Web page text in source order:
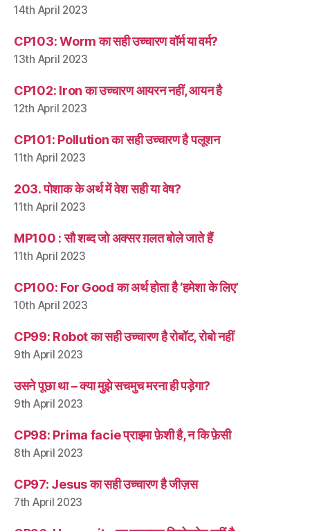
14th April 2023
CP103: Worm का सही उच्चारण वॉर्म या वर्म?
13th April 2023
CP102: Iron का उच्चारण आयरन नहीं, आयन है
12th April 2023
CP101: Pollution का सही उच्चारण है पलूशन
11th April 2023
203. पोशाक के अर्थ में वेश सही या वेष?
11th April 2023
MP100 : सौ शब्द जो अक्सर ग़लत बोले जाते हैं
11th April 2023
CP100: For Good का अर्थ होता है ‘हमेशा के लिए’
10th April 2023
CP99: Robot का सही उच्चारण है रोबॉट, रोबो नहीं
9th April 2023
उसने पूछा था – क्या मुझे सचमुच मरना ही पड़ेगा?
9th April 2023
CP98: Prima facie प्राइमा फ़ेशी है, न कि फ़ेसी
8th April 2023
CP97: Jesus का सही उच्चारण है जीज़स
7th April 2023